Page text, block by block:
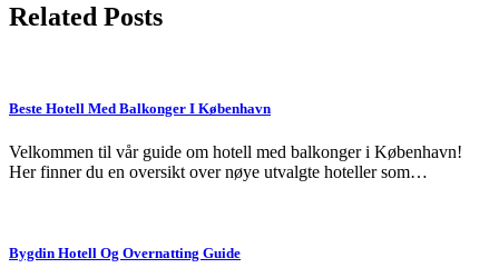
Related Posts
Beste Hotell Med Balkonger I København
Velkommen til vår guide om hotell med balkonger i København!
Her finner du en oversikt over nøye utvalgte hoteller som…
Bygdin Hotell Og Overnatting Guide